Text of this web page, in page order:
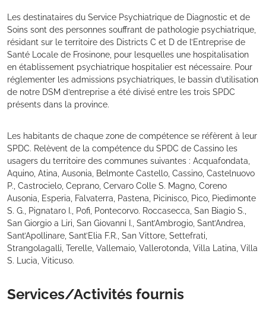
Les destinataires du Service Psychiatrique de Diagnostic et de
Soins sont des personnes souffrant de pathologie psychiatrique,
résidant sur le territoire des Districts C et D de l’Entreprise de
Santé Locale de Frosinone, pour lesquelles une hospitalisation
en établissement psychiatrique hospitalier est nécessaire. Pour
réglementer les admissions psychiatriques, le bassin d’utilisation
de notre DSM d’entreprise a été divisé entre les trois SPDC
présents dans la province.
Les habitants de chaque zone de compétence se réfèrent à leur
SPDC. Relèvent de la compétence du SPDC de Cassino les
usagers du territoire des communes suivantes : Acquafondata,
Aquino, Atina, Ausonia, Belmonte Castello, Cassino, Castelnuovo
P., Castrocielo, Ceprano, Cervaro Colle S. Magno, Coreno
Ausonia, Esperia, Falvaterra, Pastena, Picinisco, Pico, Piedimonte
S. G., Pignataro I., Pofi, Pontecorvo. Roccasecca, San Biagio S.,
San Giorgio a Liri, San Giovanni I., Sant’Ambrogio, Sant’Andrea,
Sant’Apollinare, Sant’Elia F.R., San Vittore, Settefrati,
Strangolagalli, Terelle, Vallemaio, Vallerotonda, Villa Latina, Villa
S. Lucia, Viticuso.
Services/Activités fournis